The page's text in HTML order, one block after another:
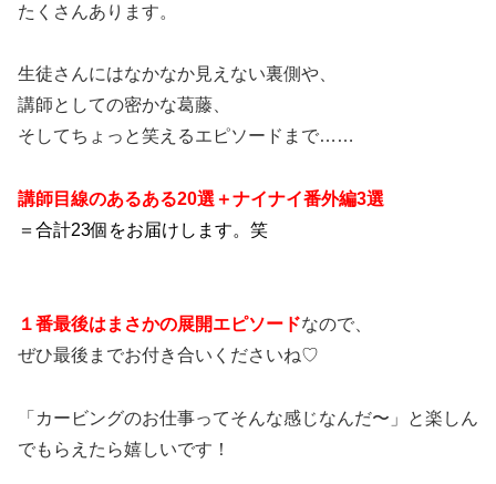
たくさんあります。
生徒さんにはなかなか見えない裏側や、
講師としての密かな葛藤、
そしてちょっと笑えるエピソードまで……
講師目線のあるある20選＋ナイナイ番外編3選
＝合計23個をお届けします。笑
１番最後はまさかの展開エピソードなので、
ぜひ最後までお付き合いくださいね♡
「カービングのお仕事ってそんな感じなんだ〜」と楽しん
でもらえたら嬉しいです！